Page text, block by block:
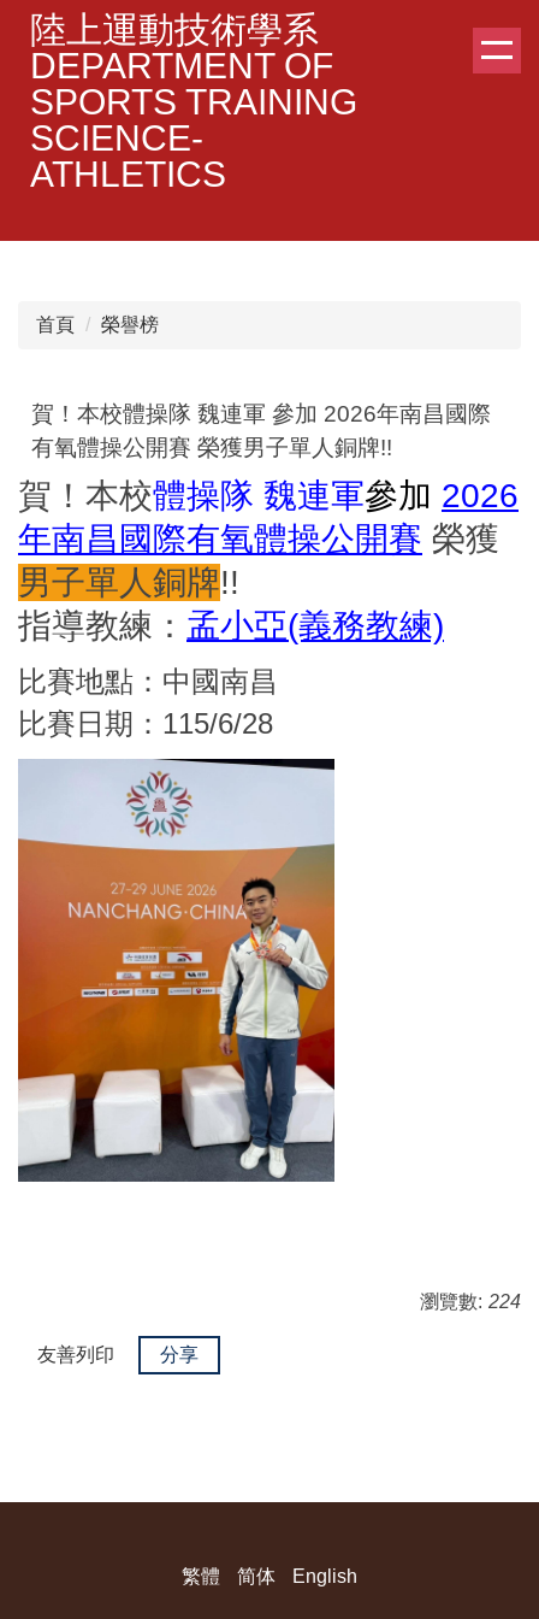
陸上運動技術學系
DEPARTMENT OF
SPORTS TRAINING
SCIENCE-
ATHLETICS
首頁 榮譽榜
賀！本校體操隊 魏連軍 參加 2026年南昌國際
有氧體操公開賽 榮獲男子單人銅牌!!
賀！本校體操隊 魏連軍參加 2026
年南昌國際有氧體操公開賽 榮獲
男子單人銅牌!!
指導教練： 孟小亞(義務教練)
比賽地點：中國南昌
比賽日期：115/6/28
瀏覽數: 224
友善列印 分享
繁體 简体 English